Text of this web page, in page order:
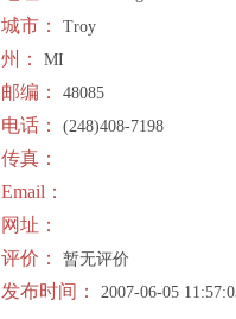
城市： Troy
州： MI
邮编： 48085
电话： (248)408-7198
传真：
Email：
网址：
评价：
暂无评价
发布时间： 2007-06-05